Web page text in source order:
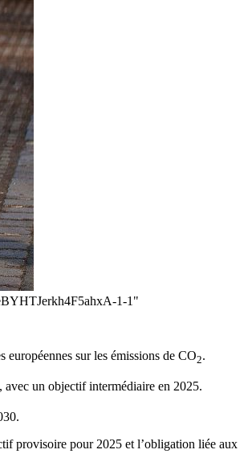
1-1"
européennes sur les émissions de CO2.
un objectif intermédiaire en 2025.
provisoire pour 2025 et l’obligation liée aux